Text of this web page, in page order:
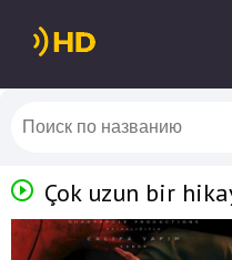
Çok uzun bir